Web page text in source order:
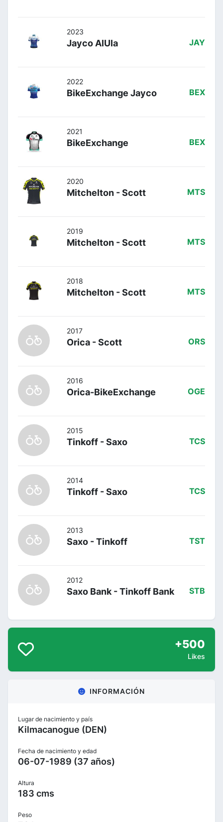
2023
Jayco AlUla JAY
2022
BikeExchange Jayco BEX
2021
BikeExchange BEX
2020
Mitchelton - Scott MTS
2019
Mitchelton - Scott MTS
2018
Mitchelton - Scott MTS
2017
Orica - Scott ORS
2016
Orica-BikeExchange OGE
2015
Tinkoff - Saxo TCS
2014
Tinkoff - Saxo TCS
2013
Saxo - Tinkoff TST
2012
Saxo Bank - Tinkoff Bank STB
+500
Likes
INFORMACIÓN
Lugar de nacimiento y país
Kilmacanogue (DEN)
Fecha de nacimiento y edad
06-07-1989 (37 años)
Altura
183 cms
Peso